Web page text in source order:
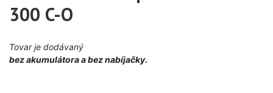
300 C-O
Tovar je dodávaný
bez akumulátora a bez nabíjačky.